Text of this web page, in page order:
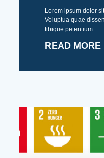
Lorem ipsum dolor
Voluptua quae
tibique petentium.
READ MORE